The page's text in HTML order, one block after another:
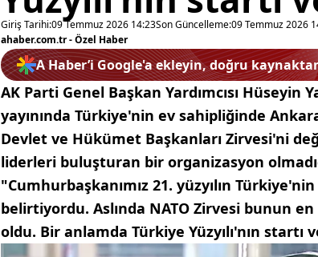
Giriş Tarihi:09 Temmuz 2026 14:23Son Güncelleme:09 Temmuz 2026
ahaber.com.tr - Özel Haber
A Haber’i Google'a ekleyin, doğru
AK Parti Genel Başkan Yardımcısı Hüseyin
yayınında Türkiye'nin ev sahipliğinde
Devlet ve Hükümet Başkanları Zirvesi'ni
liderleri buluşturan bir organizasyon
"Cumhurbaşkanımız 21. yüzyılın
belirtiyordu. Aslında NATO Zirvesi bunun
oldu. Bir anlamda Türkiye Yüzyılı'nın startı